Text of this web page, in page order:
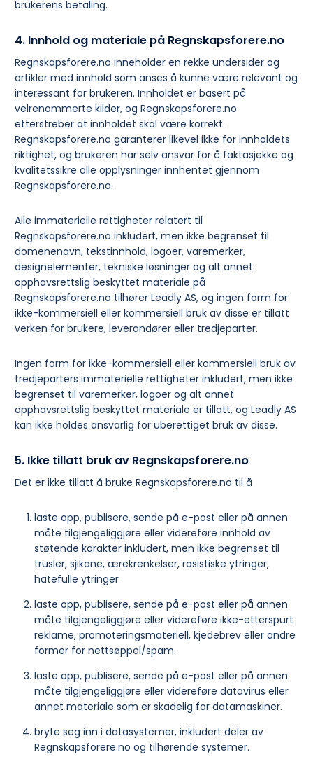
brukerens betaling.
4. Innhold og materiale på Regnskapsforere.no
Regnskapsforere.no inneholder en rekke undersider og
artikler med innhold som anses å kunne være relevant og
interessant for brukeren. Innholdet er basert på
velrenommerte kilder, og Regnskapsforere.no
etterstreber at innholdet skal være korrekt.
Regnskapsforere.no garanterer likevel ikke for innholdets
riktighet, og brukeren har selv ansvar for å faktasjekke og
kvalitetssikre alle opplysninger innhentet gjennom
Regnskapsforere.no.
Alle immaterielle rettigheter relatert til
Regnskapsforere.no inkludert, men ikke begrenset til
domenenavn, tekstinnhold, logoer, varemerker,
designelementer, tekniske løsninger og alt annet
opphavsrettslig beskyttet materiale på
Regnskapsforere.no tilhører Leadly AS, og ingen form for
ikke-kommersiell eller kommersiell bruk av disse er tillatt
verken for brukere, leverandører eller tredjeparter.
Ingen form for ikke-kommersiell eller kommersiell bruk av
tredjeparters immaterielle rettigheter inkludert, men ikke
begrenset til varemerker, logoer og alt annet
opphavsrettslig beskyttet materiale er tillatt, og Leadly AS
kan ikke holdes ansvarlig for uberettiget bruk av disse.
5. Ikke tillatt bruk av Regnskapsforere.no
Det er ikke tillatt å bruke Regnskapsforere.no til å
laste opp, publisere, sende på e-post eller på annen
måte tilgjengeliggjøre eller videreføre innhold av
støtende karakter inkludert, men ikke begrenset til
trusler, sjikane, ærekrenkelser, rasistiske ytringer,
hatefulle ytringer
laste opp, publisere, sende på e-post eller på annen
måte tilgjengeliggjøre eller videreføre ikke-etterspurt
reklame, promoteringsmateriell, kjedebrev eller andre
former for nettsøppel/spam.
laste opp, publisere, sende på e-post eller på annen
måte tilgjengeliggjøre eller videreføre datavirus eller
annet materiale som er skadelig for datamaskiner.
bryte seg inn i datasystemer, inkludert deler av
Regnskapsforere.no og tilhørende systemer.